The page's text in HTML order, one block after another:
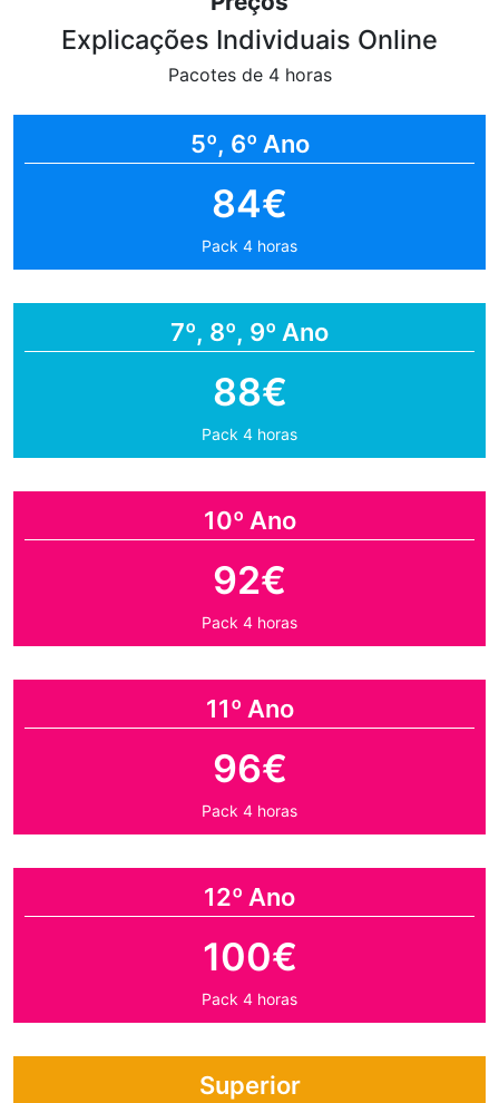
Explicações Individuais Online
Pacotes de 4 horas
5º, 6º Ano
84€
Pack 4 horas
7º, 8º, 9º Ano
88€
Pack 4 horas
10º Ano
92€
Pack 4 horas
11º Ano
96€
Pack 4 horas
12º Ano
100€
Pack 4 horas
Superior